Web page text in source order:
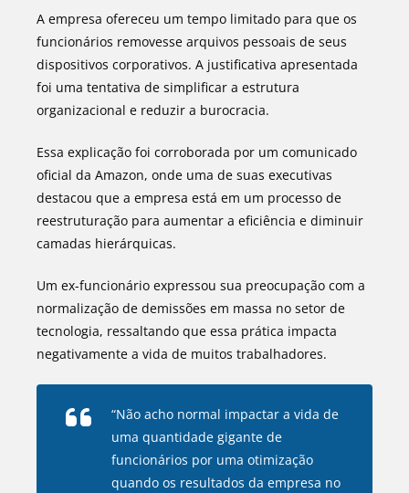
A empresa ofereceu um tempo limitado para que os
funcionários removesse arquivos pessoais de seus
dispositivos corporativos. A justificativa apresentada
foi uma tentativa de simplificar a estrutura
organizacional e reduzir a burocracia.
Essa explicação foi corroborada por um comunicado
oficial da Amazon, onde uma de suas executivas
destacou que a empresa está em um processo de
reestruturação para aumentar a eficiência e diminuir
camadas hierárquicas.
Um ex-funcionário expressou sua preocupação com a
normalização de demissões em massa no setor de
tecnologia, ressaltando que essa prática impacta
negativamente a vida de muitos trabalhadores.
“Não acho normal impactar a vida de
uma quantidade gigante de
funcionários por uma otimização
quando os resultados da empresa no